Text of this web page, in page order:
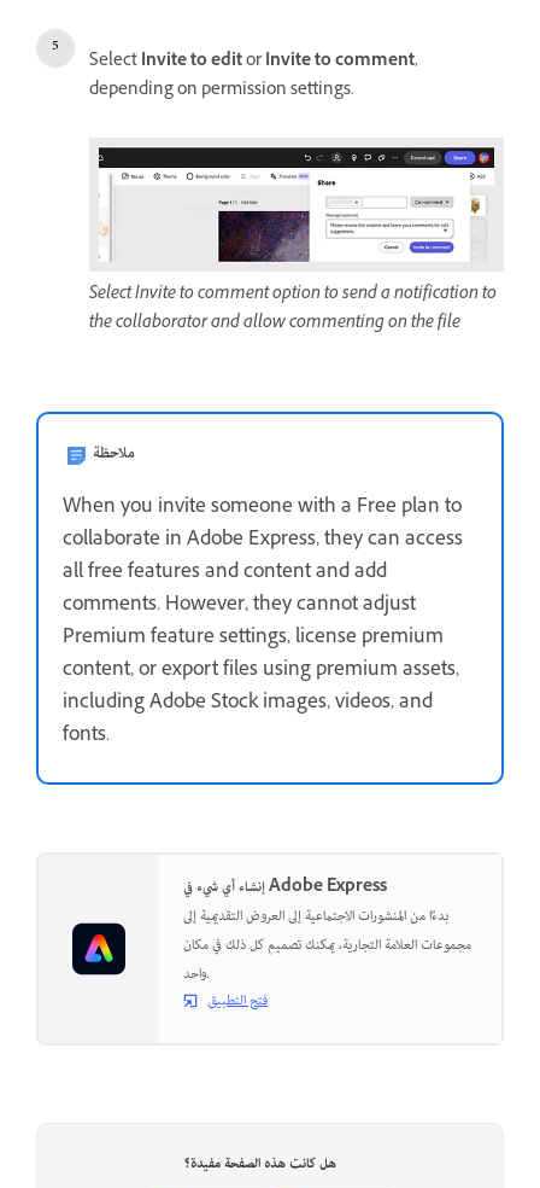
SelectInvite to editorInvite to comment,
depending on permission settings.
Select Invite to comment option to send a notification to
the collaborator and allow commenting on the file
ملاحظة
When you invite someone with a Free plan to
collaborate in Adobe Express, they can access
all free features and content and add
comments. However, they cannot adjust
Premium feature settings, license premium
content, or export files using premium assets,
including Adobe Stock images, videos, and
fonts.
إنشاء أي شيء في Adobe Express
بدءًا من المنشورات الاجتماعية إلى العروض التقديمية إلى
مجموعات العلامة التجارية، يمكنك تصميم كل ذلك في مكان
واحد.
فتح التطبيق
هل كانت هذه الصفحة مفيدة؟